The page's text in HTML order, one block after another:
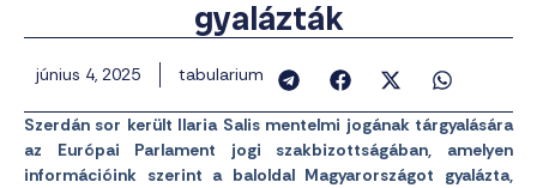
gyalázták
június 4, 2025 tabularium
Szerdán sor került Ilaria Salis mentelmi jogának tárgyalására
az Európai Parlament jogi szakbizottságában, amelyen
információink szerint a baloldal Magyarországot gyalázta,